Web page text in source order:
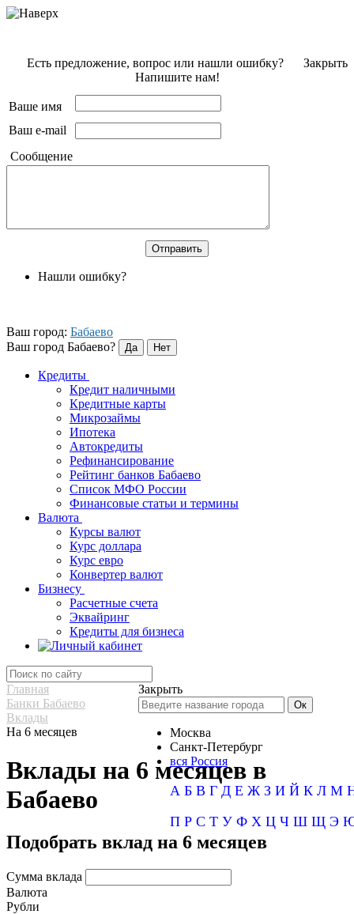
Закрыть
Есть предложение, вопрос или нашли ошибку?
Напишите нам!
Ваше имя
Ваш e-mail
Сообщение
Нашли ошибку?
Ваш город: Бабаево
Ваш город Бабаево?
Кредиты
Кредит наличными
Кредитные карты
Микрозаймы
Ипотека
Автокредиты
Рефинансирование
Рейтинг банков Бабаево
Список МФО России
Финансовые статьи и термины
Валюта
Курсы валют
Курс доллара
Курс евро
Конвертер валют
Бизнесу
Расчетные счета
Эквайринг
Кредиты для бизнеса
Закрыть
Москва
Санкт-Петербург
вся Россия
А Б В Г Д Е Ж З И Й К Л М
П Р С Т У Ф Х Ц Ч Ш Щ Э
Главная
Банки Бабаево
Вклады
На 6 месяцев
Вклады на 6 месяцев в
Бабаево
Подобрать вклад на 6 месяцев
Сумма вклада
Валюта
Рубли